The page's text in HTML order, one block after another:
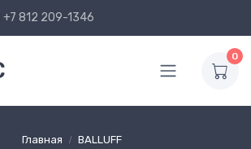
+7 812 209-1346
0
Главная
BALLUFF